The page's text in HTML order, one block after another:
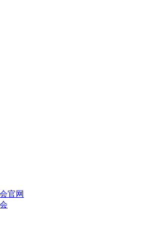
官网